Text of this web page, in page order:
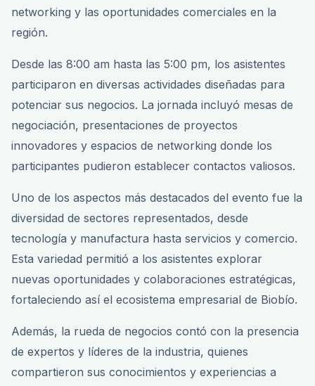
networking y las oportunidades comerciales en la
región.
Desde las 8:00 am hasta las 5:00 pm, los asistentes
participaron en diversas actividades diseñadas para
potenciar sus negocios. La jornada incluyó mesas de
negociación, presentaciones de proyectos
innovadores y espacios de networking donde los
participantes pudieron establecer contactos valiosos.
Uno de los aspectos más destacados del evento fue la
diversidad de sectores representados, desde
tecnología y manufactura hasta servicios y comercio.
Esta variedad permitió a los asistentes explorar
nuevas oportunidades y colaboraciones estratégicas,
fortaleciendo así el ecosistema empresarial de Biobío.
Además, la rueda de negocios contó con la presencia
de expertos y líderes de la industria, quienes
compartieron sus conocimientos y experiencias a